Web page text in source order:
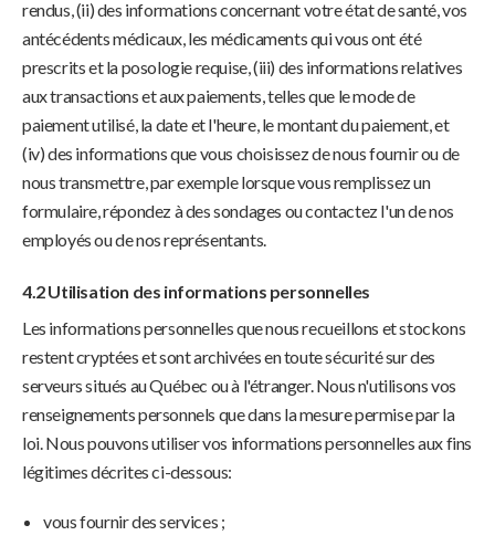
rendus, (ii) des informations concernant votre état de santé, vos
antécédents médicaux, les médicaments qui vous ont été
prescrits et la posologie requise, (iii) des informations relatives
aux transactions et aux paiements, telles que le mode de
paiement utilisé, la date et l'heure, le montant du paiement, et
(iv) des informations que vous choisissez de nous fournir ou de
nous transmettre, par exemple lorsque vous remplissez un
formulaire, répondez à des sondages ou contactez l'un de nos
employés ou de nos représentants.
4.2 Utilisation des informations personnelles
Les informations personnelles que nous recueillons et stockons
restent cryptées et sont archivées en toute sécurité sur des
serveurs situés au Québec ou à l'étranger. Nous n'utilisons vos
renseignements personnels que dans la mesure permise par la
loi. Nous pouvons utiliser vos informations personnelles aux fins
légitimes décrites ci-dessous:
vous fournir des services ;